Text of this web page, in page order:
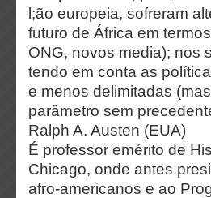
l;ão europeia, sofreram
futuro de África em
ONG, novos media); nos
tendo em conta as
e menos delimitadas
parâmetro sem
Ralph A. Austen (EUA)
É professor emérito de
Chicago, onde antes
afro-americanos e ao